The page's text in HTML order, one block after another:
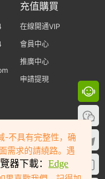
充值購買
在線開通VIP
會員中心
推廣中心
申請提現
-不具有完整性，确
需求的請繞路。遇
器下載：Edge